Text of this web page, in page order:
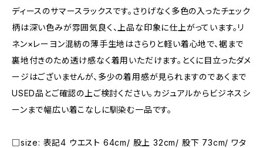
ディースのサマースラックスです。さりげなく多色の入ったチェック
柄は深い色みが雰囲気良く、上品な印象に仕上がっています。リ
ネン×レーヨン混紡の薄手生地はさらりと軽い着心地で、裾まで
裏地付きのため透け感なく着用いただけます。とくに目立ったダメ
ージはございませんが、多少の着用感が見られますのであくまで
USED品とご確認の上ご検討ください。カジュアルからビジネスシ
ーンまで幅広い着こなしに馴染む一品です。
□size: 表記4 ウエスト 64cm/ 股上 32cm/ 股下 73cm/ ワタ